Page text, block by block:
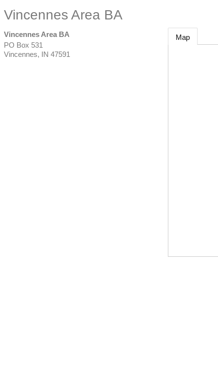
Vincennes Area BA
Vincennes Area BA
PO Box 531
Vincennes, IN 47591
Map